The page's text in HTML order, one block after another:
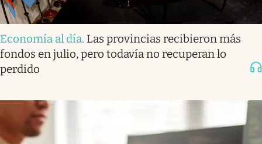
Economía al día. Las provincias recibieron más
fondos en julio, pero todavía no recuperan lo
perdido